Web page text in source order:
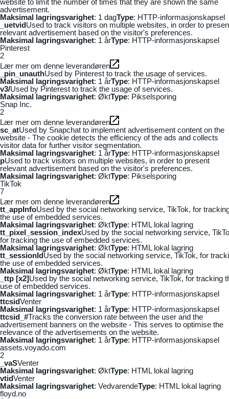
advertisement.
Maksimal lagringsvarighet: 1 dagType: HTTP-informasjonskapsel
_uetvidUsed to track visitors on multiple websites, in order to
relevant advertisement based on the visitor's preferences.
Maksimal lagringsvarighet: 1 årType: HTTP-informasjonskapsel
Pinterest
2
Lær mer om denne leverandøren
_pin_unauthUsed by Pinterest to track the usage of services.
Maksimal lagringsvarighet: 1 årType: HTTP-informasjonskapsel
v3/Used by Pinterest to track the usage of services.
Maksimal lagringsvarighet: ØktType: Pikselsporing
Snap Inc.
2
Lær mer om denne leverandøren
sc_atUsed by Snapchat to implement advertisement content on the
website - The cookie detects the efficiency of the ads and collects
visitor data for further visitor segmentation.
Maksimal lagringsvarighet: 1 årType: HTTP-informasjonskapsel
pUsed to track visitors on multiple websites, in order to present
relevant advertisement based on the visitor's preferences.
Maksimal lagringsvarighet: ØktType: Pikselsporing
TikTok
7
Lær mer om denne leverandøren
tt_appInfoUsed by the social networking service, TikTok, for
the use of embedded services.
Maksimal lagringsvarighet: ØktType: HTML lokal lagring
tt_pixel_session_indexUsed by the social networking service,
for tracking the use of embedded services.
Maksimal lagringsvarighet: ØktType: HTML lokal lagring
tt_sessionIdUsed by the social networking service, TikTok, for
the use of embedded services.
Maksimal lagringsvarighet: ØktType: HTML lokal lagring
_ttp [x2]Used by the social networking service, TikTok, for tracking
use of embedded services.
Maksimal lagringsvarighet: 1 årType: HTTP-informasjonskapsel
ttcsidVenter
Maksimal lagringsvarighet: 1 årType: HTTP-informasjonskapsel
ttcsid_#Tracks the conversion rate between the user and the
advertisement banners on the website - This serves to optimise the
relevance of the advertisements on the website.
Maksimal lagringsvarighet: 1 årType: HTTP-informasjonskapsel
assets.voyado.com
2
_vaSVenter
Maksimal lagringsvarighet: ØktType: HTML lokal lagring
vtidVenter
Maksimal lagringsvarighet: VedvarendeType: HTML lokal lagring
floyd.no